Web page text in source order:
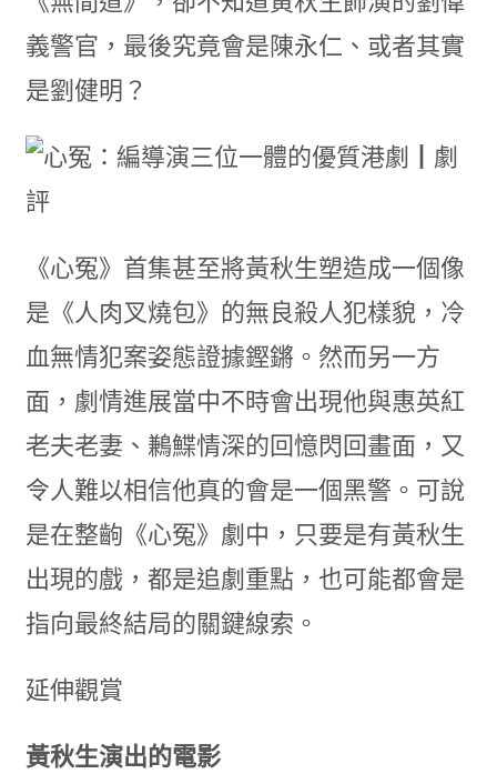
義警官，最後究竟會是陳永仁、或者其實
是劉健明？
《心冤》首集甚至將黃秋生塑造成一個像
是《人肉叉燒包》的無良殺人犯樣貌，冷
血無情犯案姿態證據鏗鏘。然而另一方
面，劇情進展當中不時會出現他與惠英紅
老夫老妻、鶼鰈情深的回憶閃回畫面，又
令人難以相信他真的會是一個黑警。可說
是在整齣《心冤》劇中，只要是有黃秋生
出現的戲，都是追劇重點，也可能都會是
指向最終結局的關鍵線索。
延伸觀賞
黃秋生演出的電影